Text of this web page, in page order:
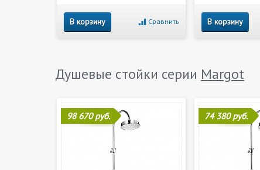
В корзину Сравнить В корзину
Душевые стойки серии Margot
98 670 руб. 74 380 руб.